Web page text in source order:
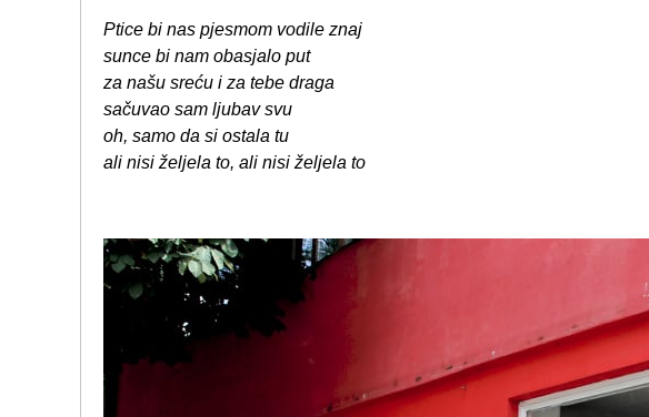
Ptice bi nas pjesmom vodile znaj
sunce bi nam obasjalo put
za našu sreću i za tebe draga
sačuvao sam ljubav svu
oh, samo da si ostala tu
ali nisi željela to, ali nisi željela to